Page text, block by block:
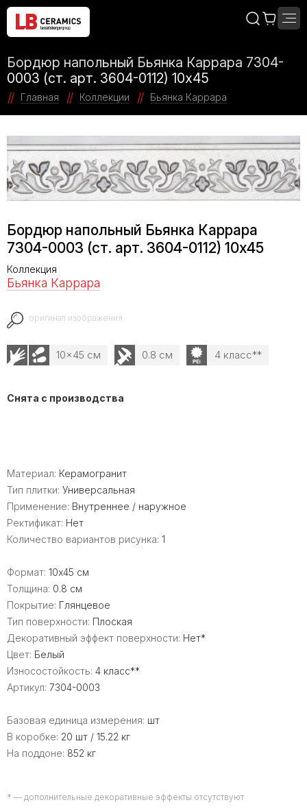
Бордюр напольный Бьянка Каррара 7304-
0003 (ст. арт. 3604-0112) 10х45
Главная Коллекции Бьянка Каррара
Бордюр напольный Бьянка Каррара
7304-0003 (ст. арт. 3604-0112) 10х45
Коллекция
Бьянка Каррара
оригинал изображения
10x45 см 0.8 см 4 класс**
Снята с производства
Материал: Керамогранит
Тип плитки: Универсальная
Применение: Внутреннее / наружное
Ректификат: Нет
Количество вариантов рисунка: 1
Формат: 10x45 см
Толщина: 0.8 см
Покрытие: Глянцевое
Тип поверхности: Плоская
Декоративный эффект поверхности: Нет*
Цвет: Белый
Износостойкость: 4 класс**
Артикул: 7304-0003
Базовая единица измерения: шт
В коробке: 20 шт / 15.22 кг
На поддоне: 852 кг
* — дополнительные декоративные эффекты отсутствуют